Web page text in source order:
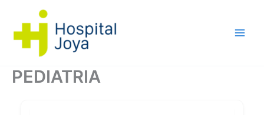
contenido
PEDIATRIA